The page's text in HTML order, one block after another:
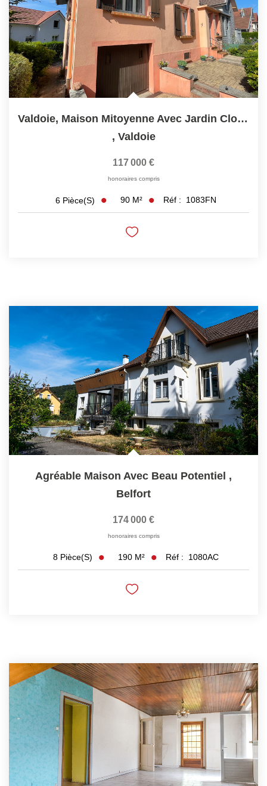
Valdoie, Maison Mitoyenne Avec Jardin Clos Et Arboré
, Valdoie
117 000 €
honoraires compris
6 Pièce(s) 90 M² Réf : 1083FN
Agréable Maison Avec Beau Potentiel ,
Belfort
174 000 €
honoraires compris
8 Pièce(s) 190 M² Réf : 1080AC